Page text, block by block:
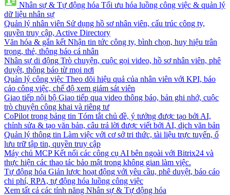
Nhân sự & Tự động hóa Tối ưu hóa luồng công việc & quản lý
dữ liệu nhân sự
Quản lý nhân viên Sử dụng hồ sơ nhân viên, cấu trúc công ty,
quyền truy cập, Active Directory
Văn hóa & gắn kết Nhận tin tức công ty, bình chọn, huy hiệu trân
trọng, thẻ, thông báo cá nhân
Nhân sự di động Trò chuyện, cuộc gọi video, hồ sơ nhân viên, phê
duyệt, thông báo từ mọi nơi
Quản lý công việc Theo dõi hiệu quả của nhân viên với KPI, báo
cáo công việc, chế độ xem giám sát viên
Giao tiếp nội bộ Giao tiếp qua video thông báo, bản ghi nhớ, cuộc
trò chuyện công khai và riêng tư
CoPilot trong bảng tin Tóm tắt chủ đề, ý tưởng được tạo bởi AI,
chỉnh sửa & tạo văn bản, câu trả lời được viết bởi AI, dịch văn bản
Quản lý thông tin Làm việc với cơ sở tri thức, tài liệu trực tuyến, ổ
lưu trữ tập tin, quyền truy cập
Máy chủ MCP Kết nối các công cụ AI bên ngoài với Bitrix24 và
thực hiện các thao tác bảo mật trong không gian làm việc.
Tự động hóa Giản lược hoạt động với yêu cầu, phê duyệt, báo cáo
chi phí, RPA, tự động hóa luồng công việc
Xem tất cả các tính năng Nhân sự & Tự động hóa